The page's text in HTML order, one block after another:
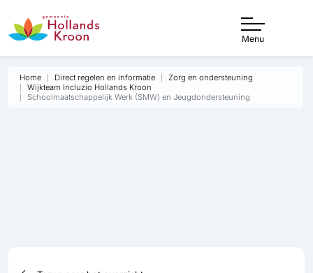
Menu
Home Direct regelen en informatie
Zorg en ondersteuning
Wijkteam Incluzio Hollands Kroon
Schoolmaatschappelijk Werk (SMW) en Jeugdondersteuning